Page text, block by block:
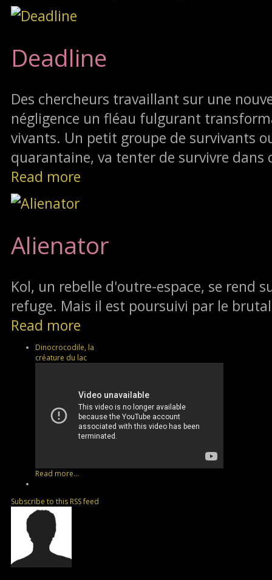
Deadline
Des chercheurs travaillant sur une
négligence un fléau fulgurant
vivants. Un petit groupe de survivants
quarantaine, va tenter de survivre
Read more
Alienator
Kol, un rebelle d'outre-espace, se rend
refuge. Mais il est poursuivi par le
Read more
Dinocrocodile, la
créature du lac
Read more...
Subscribe to this RSS feed